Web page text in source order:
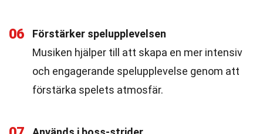
06
Förstärker spelupplevelsen
Musiken hjälper till att skapa en mer intensiv
och engagerande spelupplevelse genom att
förstärka spelets atmosfär.